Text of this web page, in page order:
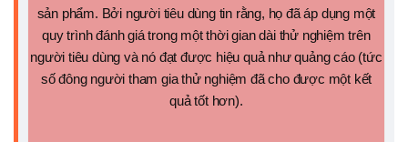
sản phẩm. Bởi người tiêu dùng tin rằng, họ đã áp dụng một
quy trình đánh giá trong một thời gian dài thử nghiệm trên
người tiêu dùng và nó đạt được hiệu quả như quảng cáo (tức
số đông người tham gia thử nghiệm đã cho được một kết
quả tốt hơn).